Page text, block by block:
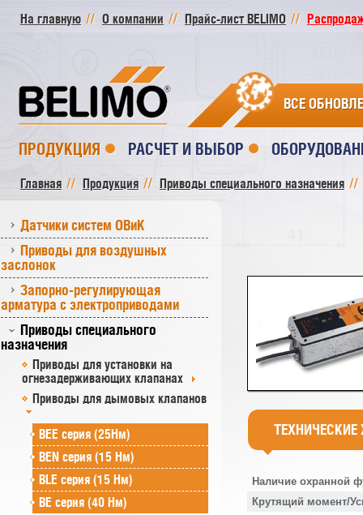
На главную О компании Прайс-лист BELIMO
ВСЕ
ПРОДУКЦИЯ РАСЧЕТ И ВЫБОР
Главная Продукция Приводы специального назначения
Датчики систем ОВиК
Приводы для воздушных
заслонок
Запорно-регулирующая
арматура с электроприводами
Приводы специального
назначения
Приводы для установки на
огнезадерживающих клапанах
Приводы для дымовых клапанов
BEE серия (25Нм)
BEN серия (15 Нм)
BLE серия (15 Нм)
BE серия (40 Нм)
Наличие охранной
Крутящий момент/